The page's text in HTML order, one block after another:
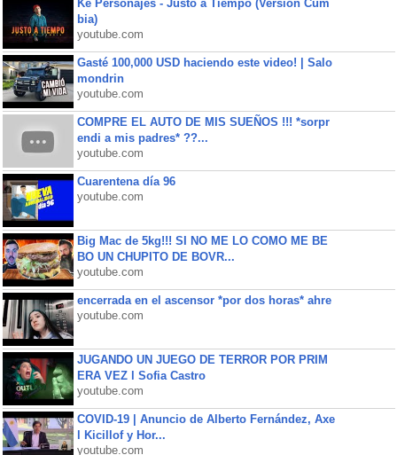
Ke Personajes - Justo a Tiempo (Versión Cum
bia)
youtube.com
Gasté 100,000 USD haciendo este video! | Salo
mondrin
youtube.com
COMPRE EL AUTO DE MIS SUEÑOS !!! *sorpr
endi a mis padres* ??...
youtube.com
Cuarentena día 96
youtube.com
Big Mac de 5kg!!! SI NO ME LO COMO ME BE
BO UN CHUPITO DE BOVR...
youtube.com
encerrada en el ascensor *por dos horas* ahre
youtube.com
JUGANDO UN JUEGO DE TERROR POR PRIM
ERA VEZ l Sofia Castro
youtube.com
COVID-19 | Anuncio de Alberto Fernández, Axe
l Kicillof y Hor...
youtube.com